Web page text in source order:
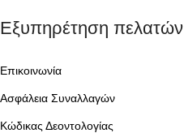
Εξυπηρέτηση πελατών
Επικοινωνία
Ασφάλεια Συναλλαγών
Κώδικας Δεοντολογίας